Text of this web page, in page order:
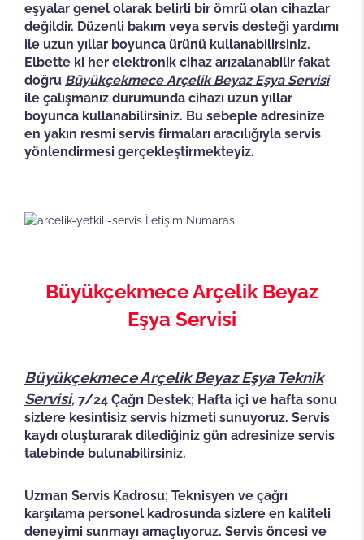
eşyalar genel olarak belirli bir ömrü olan cihazlar
değildir. Düzenli bakım veya servis desteği yardımı
ile uzun yıllar boyunca ürünü kullanabilirsiniz.
Elbette ki her elektronik cihaz arızalanabilir fakat
doğru BüyükçekmeceArçelik Beyaz Eşya Servisi
ile çalışmanız durumunda cihazı uzun yıllar
boyunca kullanabilirsiniz. Bu sebeple adresinize
en yakın resmi servis firmaları aracılığıyla servis
yönlendirmesi gerçekleştirmekteyiz.
Büyükçekmece Arçelik Beyaz
Eşya Servisi
Büyükçekmece Arçelik Beyaz Eşya Teknik
Servisi, 7/24 Çağrı Destek; Hafta içi ve hafta sonu
sizlere kesintisiz servis hizmeti sunuyoruz. Servis
kaydı oluşturarak dilediğiniz gün adresinize servis
talebinde bulunabilirsiniz.
Uzman Servis Kadrosu; Teknisyen ve çağrı
karşılama personel kadrosunda sizlere en kaliteli
deneyimi sunmayı amaçlıyoruz. Servis öncesi ve